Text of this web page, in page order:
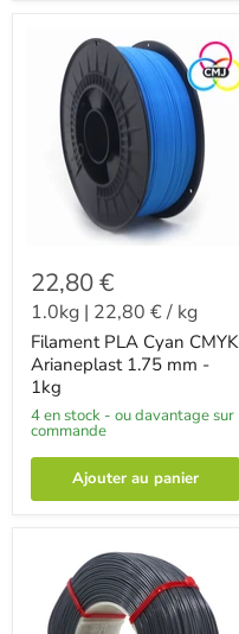
22,80 €
1.0kg | 22,80 €/ kg
Filament PLA Cyan CMYK
Arianeplast 1.75 mm -
1kg
4 en stock - ou davantage sur
commande
Ajouter au panier